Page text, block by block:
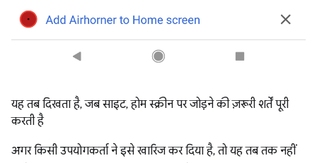
यह तब दिखता है, जब साइट, होम स्क्रीन पर जोड़ने की ज़रूरी शर्तें पूरी
करती है
अगर किसी उपयोगकर्ता ने इसे खारिज कर दिया है, तो यह तब तक नहीं